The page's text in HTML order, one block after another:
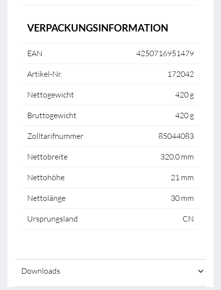
VERPACKUNGSINFORMATION
EAN 4250716951479
Artikel-Nr. 172042
Nettogewicht 420 g
Bruttogewicht 420 g
Zolltarifnummer 85044083
Nettobreite 320,0 mm
Nettohöhe 21 mm
Nettolänge 30 mm
Ursprungsland CN
Downloads